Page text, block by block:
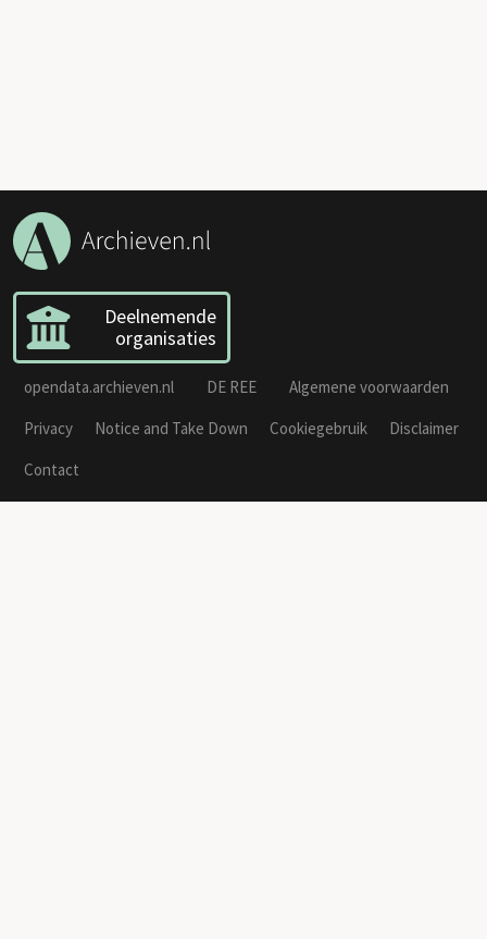
Deelnemende
organisaties
opendata.archieven.nl DE REE
Algemene voorwaarden
Privacy
Notice and Take Down Cookiegebruik
Disclaimer
Contact